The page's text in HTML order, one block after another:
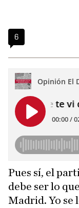
6
Pues sí, el
debe ser lo
Madrid. Yo se